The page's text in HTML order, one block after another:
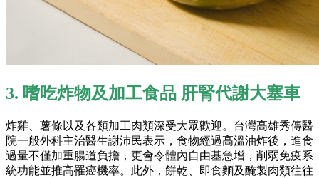
3. 嗜吃炸物及加工食品 肝腎代謝大塞車
炸雞、薯條以及各類加工肉類深受大眾歡迎。台灣高雄秀傳醫
院一般外科主治醫生謝沛民表示，食物經過高溫油炸後，進食
過量不僅加重腸道負擔，更會令體內自由基急增，削弱免疫系
統功能並推高罹癌機率。此外，餅乾、即食麵及醃製肉類往往